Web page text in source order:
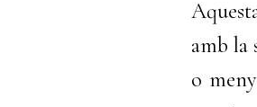
amb la
o